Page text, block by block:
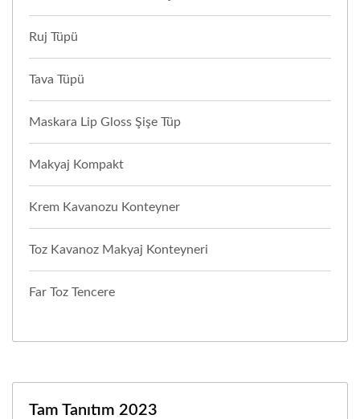
Ruj Tüpü
Tava Tüpü
Maskara Lip Gloss Şişe Tüp
Makyaj Kompakt
Krem Kavanozu Konteyner
Toz Kavanoz Makyaj Konteyneri
Far Toz Tencere
Tam Tanıtım 2023